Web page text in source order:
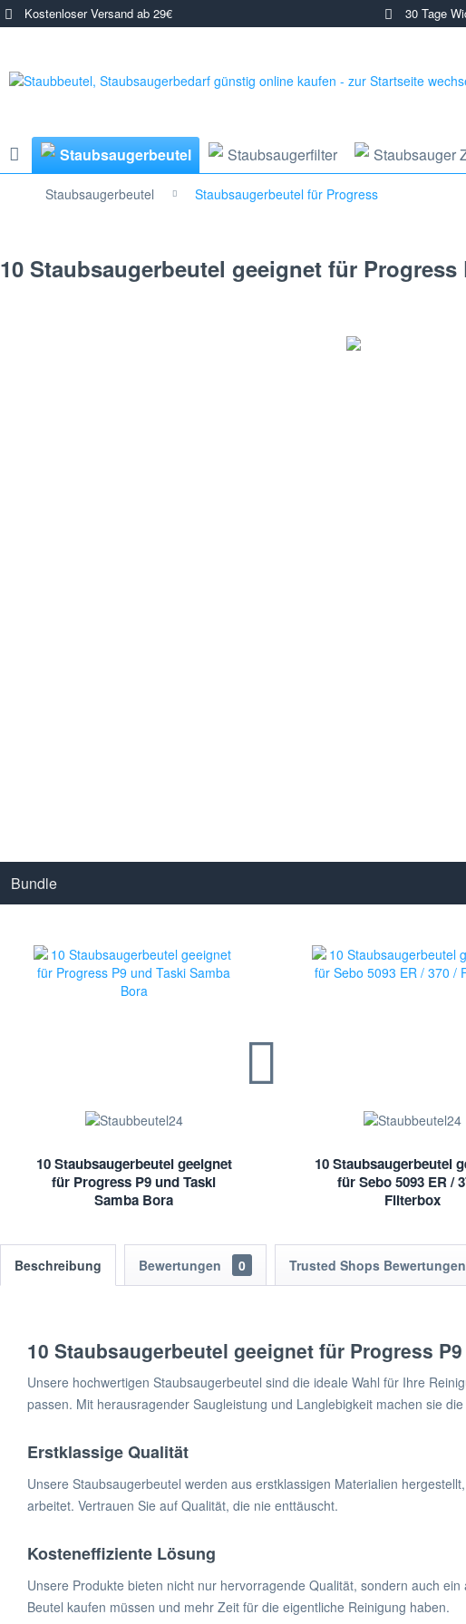
Kostenloser Versand ab 29€ 30 Tage
Staubsaugerbeutel Staubsaugerfilter Staubsauger
Staubsaugerbeutel Staubsaugerbeutel für Progress
10 Staubsaugerbeutel geeignet für Progress
Bundle
10 Staubsaugerbeutel geeignet
für Progress P9 und Taski
Samba Bora
10 Staubsaugerbeutel
für Sebo 5093 ER /
Filterbox
Beschreibung Bewertungen 0 Trusted Shops Bewertungen
10 Staubsaugerbeutel geeignet für Progress
Unsere hochwertigen Staubsaugerbeutel sind die ideale Wahl für Ihre
passen. Mit herausragender Saugleistung und Langlebigkeit machen sie
Erstklassige Qualität
Unsere Staubsaugerbeutel werden aus erstklassigen Materialien
arbeitet. Vertrauen Sie auf Qualität, die nie enttäuscht.
Kosteneffiziente Lösung
Unsere Produkte bieten nicht nur hervorragende Qualität, sondern auch
Beutel kaufen müssen und mehr Zeit für die eigentliche Reinigung haben.